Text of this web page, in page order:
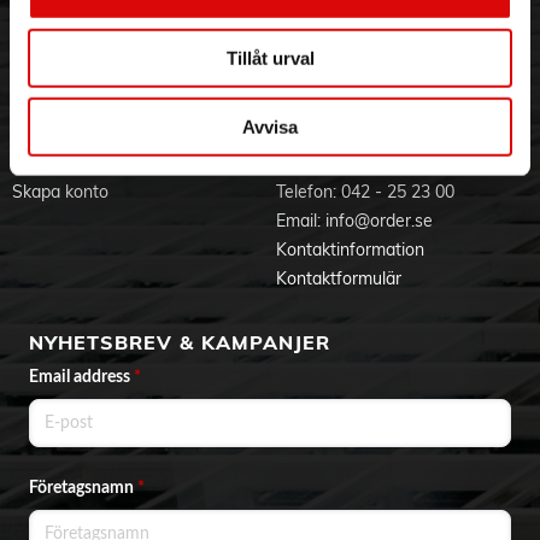
Tillåt urval
Avvisa
Jobba hos oss
Varumärken
Integritetspolicy
Om cookies
BLI KUND
Skapa konto
KONTAKTA OSS
Telefon: 042 - 25 23 00
Email: info@order.se
Kontaktinformation
Kontaktformulär
NYHETSBREV & KAMPANJER
Email address *
Företagsnamn*